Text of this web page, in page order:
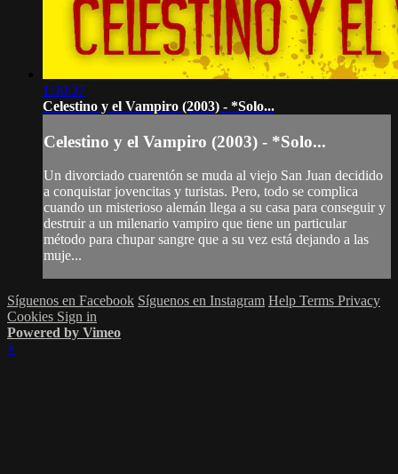
1:30:37
Celestino y el Vampiro (2003) - *Solo...
Celestino y el Vampiro (2003) - *Solo...
Un divorciado cuarentón se muda al viejo San Juan decidido
a conquistar jovencitas y turistas. Pero, todo se complica
cuando un misterioso alemán llega a su casa para conseguir y
destruir a un milenario vampiro que tiene un particular
método para chupar sangre que a su vez está dejando a las
muje...
Síguenos en Facebook Síguenos en Instagram Help Terms Privacy
Cookies Sign in
Powered by Vimeo
×